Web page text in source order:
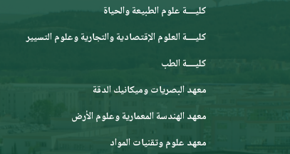
كليــــة علوم الطبيعة والحياة
كليــــة العلوم الإقتصادية والتجارية وعلوم التسيير
كليــــة الطب
معهد البصريات وميكانيك الدقة
معهد الهندسة المعمارية وعلوم الأرض
معهد علوم وتقنيات المواد